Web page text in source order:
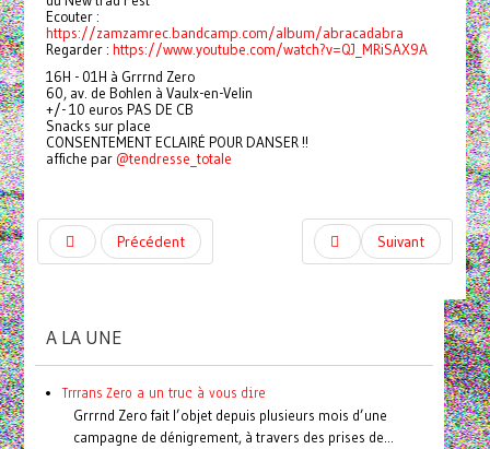
Ecouter :
https://zamzamrec.bandcamp.com/album/abracadabra
Regarder : https://www.youtube.com/watch?v=QJ_MRiSAX9A
16H - 01H à Grrrnd Zero
60, av. de Bohlen à Vaulx-en-Velin
+/- 10 euros PAS DE CB
Snacks sur place
CONSENTEMENT ECLAIRÉ POUR DANSER !!
affiche par @tendresse_totale
Précédent Suivant
A LA UNE
Trrrans Zero a un truc à vous dire
Grrrnd Zero fait l’objet depuis plusieurs mois d’une
campagne de dénigrement, à travers des prises de...